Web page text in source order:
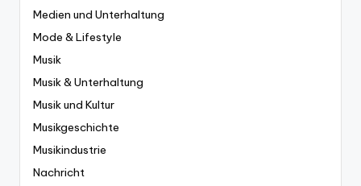
Medien und Unterhaltung
Mode & Lifestyle
Musik
Musik & Unterhaltung
Musik und Kultur
Musikgeschichte
Musikindustrie
Nachricht